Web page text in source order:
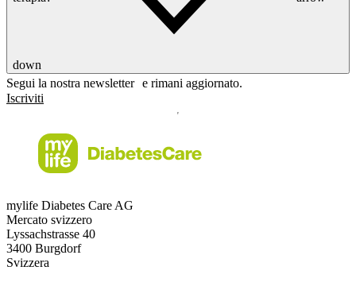
down
Segui la nostra newsletter e rimani aggiornato.
Iscriviti
mylife Diabetes Care AG
Mercato svizzero
Lyssachstrasse 40
3400 Burgdorf
Svizzera